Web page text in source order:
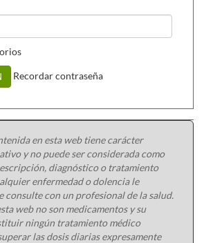
Recordar contraseña
en esta web tiene carácter
y no puede ser considerada como
diagnóstico o tratamiento
enfermedad o dolencia le
consulte con un profesional de la salud.
web no son medicamentos y su
ningún tratamiento médico
las dosis diarias expresamente